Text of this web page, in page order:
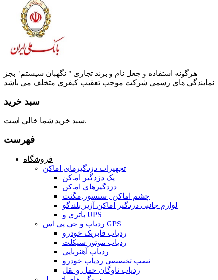
هرگونه استفاده و جعل نام و برند تجاری " نگهبان سیستم" بجز
نمایندگی های رسمی شرکت موجب تعقیب کیفری متخلف می باشد
سبد خرید
سبد خرید شما خالی است.
فهرست
فروشگاه
تجهیزات دزدگیرهای اماکن
پک دزدگیر اماکن
دزدگیرهای اماکن
چشم اماکن , سنسور,مگنت
لوازم جانبی دزدگیر اماکن آژیر بلندگو
باتری و UPS
ردیاب و جی پی اس GPS
ردیاب فابریک خودرو
ردیاب موتور سیکلت
ردیاب آهنربایی
نصب تخصصی ردیاب خودرو
ردیاب ناوگان حمل و نقل